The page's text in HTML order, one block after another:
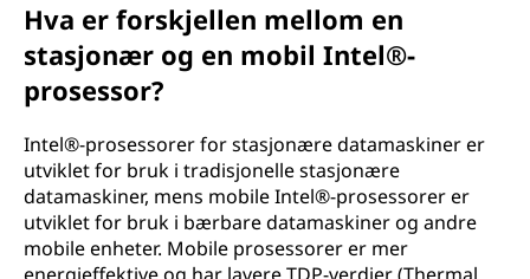
Hva er forskjellen mellom en
stasjonær og en mobil Intel®-
prosessor?
Intel®-prosessorer for stasjonære datamaskiner er
utviklet for bruk i tradisjonelle stasjonære
datamaskiner, mens mobile Intel®-prosessorer er
utviklet for bruk i bærbare datamaskiner og andre
mobile enheter. Mobile prosessorer er mer